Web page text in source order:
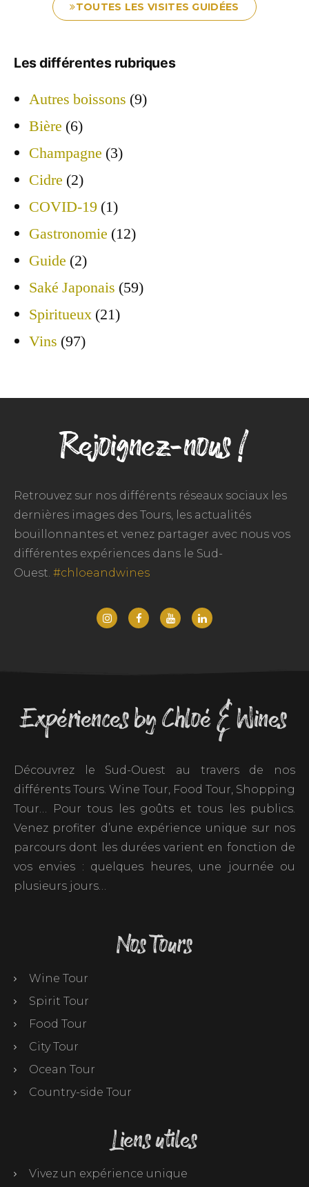
TOUTES LES VISITES GUIDÉES
Les différentes rubriques
Autres boissons (9)
Bière (6)
Champagne (3)
Cidre (2)
COVID-19 (1)
Gastronomie (12)
Guide (2)
Saké Japonais (59)
Spiritueux (21)
Vins (97)
Rejoignez-nous !
Retrouvez sur nos différents réseaux sociaux les
dernières images des Tours, les actualités
bouillonnantes et venez partager avec nous vos
différentes expériences dans le Sud-
Ouest. #chloeandwines
Expériences by Chloé & Wines
Découvrez le Sud-Ouest au travers de nos
différents Tours. Wine Tour, Food Tour, Shopping
Tour… Pour tous les goûts et tous les publics.
Venez profiter d’une expérience unique sur nos
parcours dont les durées varient en fonction de
vos envies : quelques heures, une journée ou
plusieurs jours…
Nos Tours
Wine Tour
Spirit Tour
Food Tour
City Tour
Ocean Tour
Country-side Tour
Liens utiles
Vivez un expérience unique